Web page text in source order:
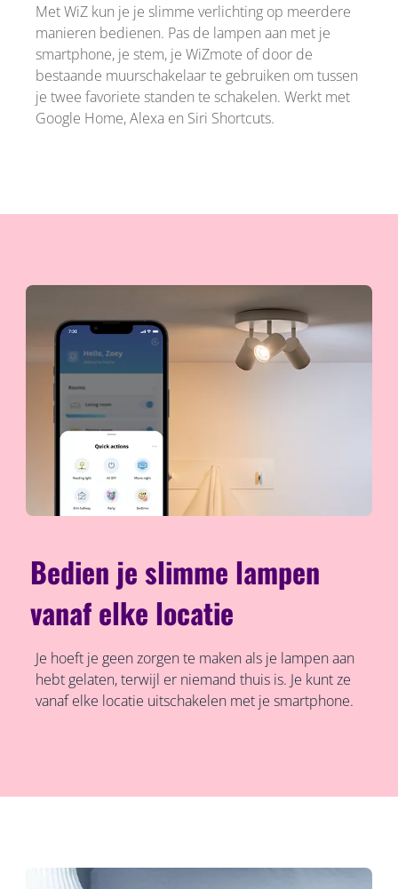
Met WiZ kun je je slimme verlichting op meerdere
manieren bedienen. Pas de lampen aan met je
smartphone, je stem, je WiZmote of door de
bestaande muurschakelaar te gebruiken om tussen
je twee favoriete standen te schakelen. Werkt met
Google Home, Alexa en Siri Shortcuts.
Bedien je slimme lampen
vanaf elke locatie
Je hoeft je geen zorgen te maken als je lampen aan
hebt gelaten, terwijl er niemand thuis is. Je kunt ze
vanaf elke locatie uitschakelen met je smartphone.